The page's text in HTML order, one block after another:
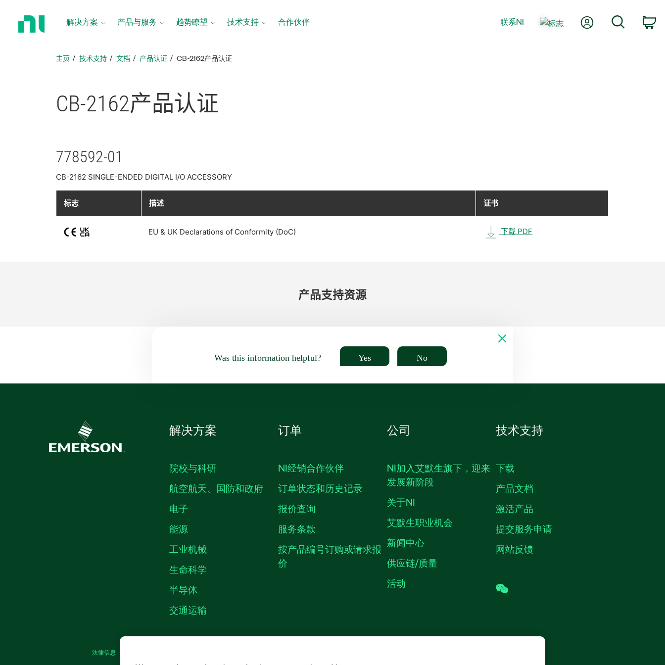
解决方案 产品与服务 趋势瞭望 技术支持 合作伙伴 联系NI 我的账户
主页 技术支持 文档 产品认证 CB-2162产品认证
CB-2162产品认证
778592-01
CB-2162 SINGLE-ENDED DIGITAL I/O ACCESSORY
标志 描述 证书
EU & UK Declarations of Conformity (DoC) 下载 PDF
产品​支持​资源
Was this information helpful? Yes No
解决方案
院校与科研
航空航天、国防和政府
电子
能源
工业机械
生命科学
半导体
交通运输
订单
NI经销合作伙伴
订单状态和历史记录
报价查询
服务条款
按产品编号订购或请求报
价
公司
NI加入艾默生旗下，迎来
发展新阶段
关于NI
艾默生职业机会
新闻中心
供应链/质量
活动
技术支持
下载
产品文档
激活产品
提交服务申请
网站反馈
wechat
法律信息